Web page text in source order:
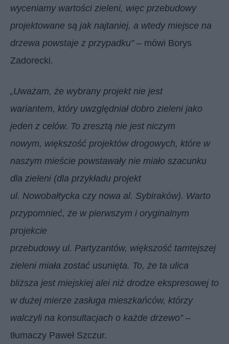
wyceniamy wartości zieleni, więc przebudowy
projektowane są jak najtaniej, a wtedy miejsce na
drzewa powstaje z przypadku”– mówi Borys
Zadorecki.
„Uważam, że wybrany projekt nie jest
wariantem, który uwzględniał dobro zieleni jako
jeden z celów. To zresztą nie jest niczym
nowym, większość projektów drogowych, które w
naszym mieście powstawały nie miało szacunku
dla zieleni (dla przykładu projekt
ul. Nowobałtycka czy nowa al. Sybiraków). Warto
przypomnieć, że w pierwszym i oryginalnym
projekcie
przebudowy ul. Partyzantów, większość tamtejszej
zieleni miała zostać usunięta. To, że ta ulica
bliższa jest miejskiej alei niż drodze ekspresowej to
w dużej mierze zasługa mieszkańców, którzy
walczyli na konsultacjach o każde drzewo”–
tłumaczy Paweł Szczur.